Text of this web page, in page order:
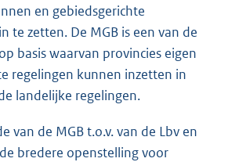
en gebiedsgerichte
te zetten. De MGB is een van de
basis waarvan provincies eigen
regelingen kunnen inzetten in
landelijke regelingen.
van de MGB t.o.v. van de Lbv en
bredere openstelling voor